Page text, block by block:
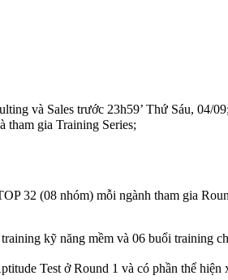
và Sales trước 23h59’ Thứ Sáu, 04/
tham gia Training Series;
32 (08 nhóm) mỗi ngành tham gia
kỹ năng mềm và 06 buổi training
Test ở Round 1 và có phần thể hiện